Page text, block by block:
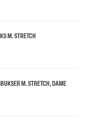
M. STRETCH
M. STRETCH, DAME